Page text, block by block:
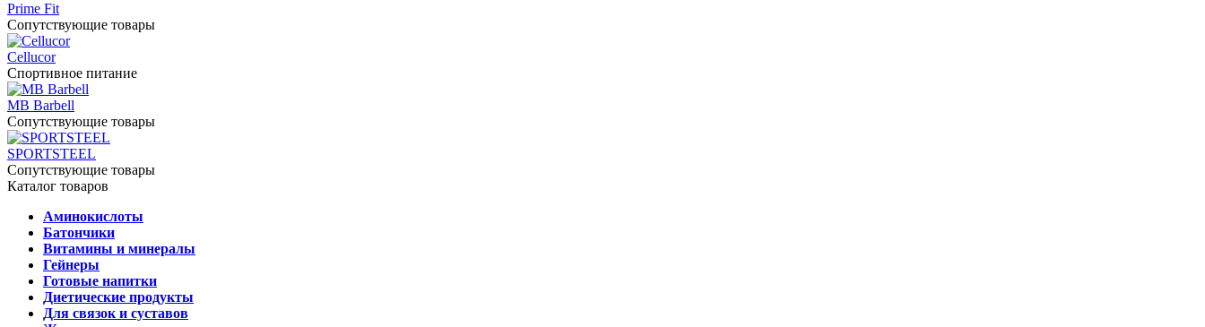
Prime Fit
Сопутствующие товары
Cellucor
Спортивное питание
MB Barbell
Сопутствующие товары
SPORTSTEEL
Сопутствующие товары
Каталог товаров
Аминокислоты
Батончики
Витамины и минералы
Гейнеры
Готовые напитки
Диетические продукты
Для связок и суставов